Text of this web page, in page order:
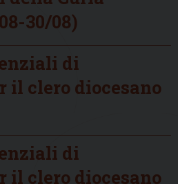
30/08)
di
il clero diocesano
di
il clero diocesano